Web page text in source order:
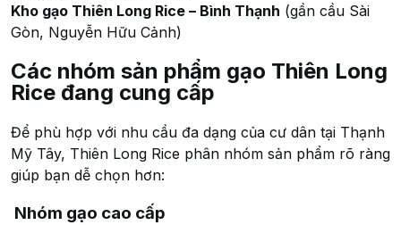
Kho gạo Thiên Long Rice – Bình Thạnh (gần cầu Sài
Gòn, Nguyễn Hữu Cảnh)
Các nhóm sản phẩm gạo Thiên Long
Rice đang cung cấp
Để phù hợp với nhu cầu đa dạng của cư dân tại Thạnh
Mỹ Tây, Thiên Long Rice phân nhóm sản phẩm rõ ràng
giúp bạn dễ chọn hơn:
Nhóm gạo cao cấp